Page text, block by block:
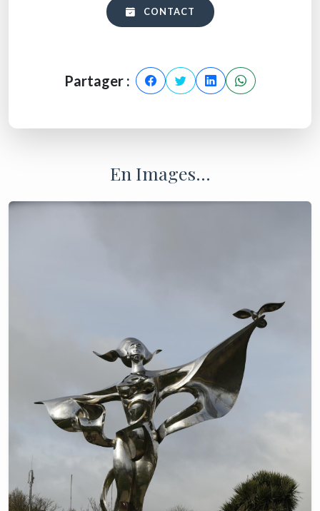
CONTACT
Partager :
En Images...